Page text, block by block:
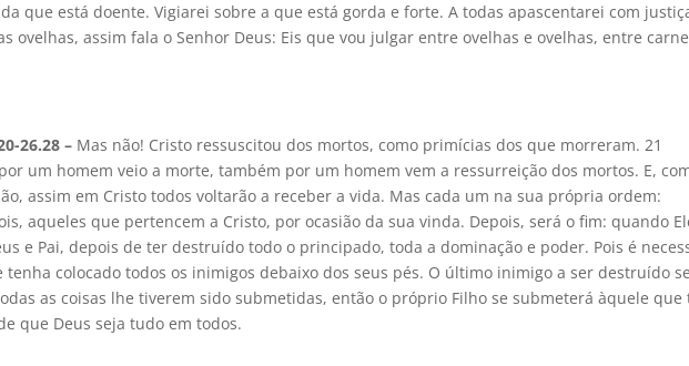
que está doente. Vigiarei sobre a que está gorda e forte. A todas apascentarei com
ovelhas, assim fala o Senhor Deus: Eis que vou julgar entre ovelhas e ovelhas, entre
26.28 – Mas não! Cristo ressuscitou dos mortos, como primícias dos que morreram. 21
um homem veio a morte, também por um homem vem a ressurreição dos mortos. E,
assim em Cristo todos voltarão a receber a vida. Mas cada um na sua própria ordem:
aqueles que pertencem a Cristo, por ocasião da sua vinda. Depois, será o fim: quando
e Pai, depois de ter destruído todo o principado, toda a dominação e poder. Pois é
tenha colocado todos os inimigos debaixo dos seus pés. O último inimigo a ser destruído
as coisas lhe tiverem sido submetidas, então o próprio Filho se submeterá àquele que
que Deus seja tudo em todos.